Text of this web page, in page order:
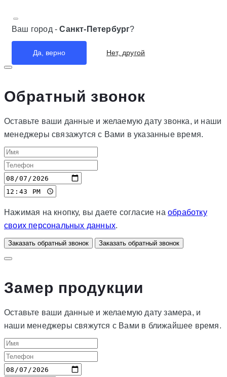
Ваш город -Санкт-Петербург?
Да, верно Нет, другой
Обратный звонок
Оставьте ваши данные и желаемую дату звонка, и наши
менеджеры связажутся с Вами в указанные время.
Нажимая на кнопку, вы даете согласие наобработку
своих персональных данных.
Заказать обратный звонок Заказать обратный звонок
Замер продукции
Оставьте ваши данные и желаемую дату замера, и
наши менеджеры свяжутся с Вами в ближайшее время.